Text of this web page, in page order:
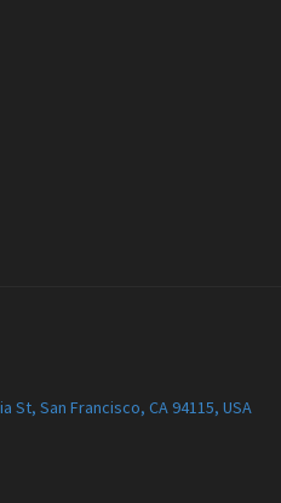
St, San Francisco, CA 94115, USA